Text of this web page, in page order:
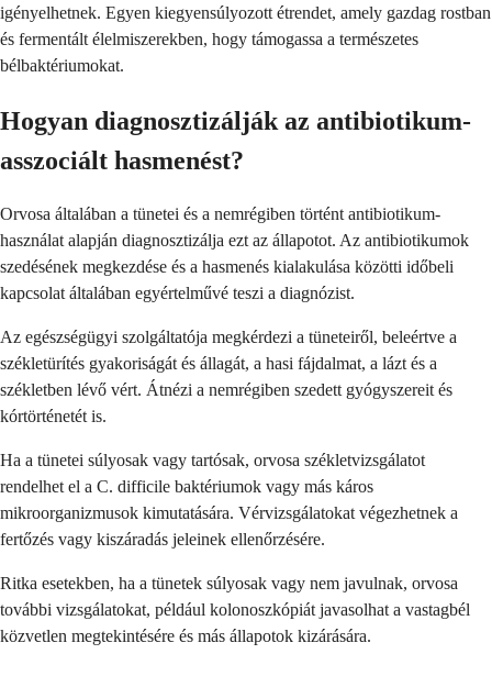
igényelhetnek. Egyen kiegyensúlyozott étrendet, amely gazdag rostban
és fermentált élelmiszerekben, hogy támogassa a természetes
bélbaktériumokat.
Hogyan diagnosztizálják az antibiotikum-
asszociált hasmenést?
Orvosa általában a tünetei és a nemrégiben történt antibiotikum-
használat alapján diagnosztizálja ezt az állapotot. Az antibiotikumok
szedésének megkezdése és a hasmenés kialakulása közötti időbeli
kapcsolat általában egyértelművé teszi a diagnózist.
Az egészségügyi szolgáltatója megkérdezi a tüneteiről, beleértve a
székletürítés gyakoriságát és állagát, a hasi fájdalmat, a lázt és a
székletben lévő vért. Átnézi a nemrégiben szedett gyógyszereit és
kórtörténetét is.
Ha a tünetei súlyosak vagy tartósak, orvosa székletvizsgálatot
rendelhet el a C. difficile baktériumok vagy más káros
mikroorganizmusok kimutatására. Vérvizsgálatokat végezhetnek a
fertőzés vagy kiszáradás jeleinek ellenőrzésére.
Ritka esetekben, ha a tünetek súlyosak vagy nem javulnak, orvosa
további vizsgálatokat, például kolonoszkópiát javasolhat a vastagbél
közvetlen megtekintésére és más állapotok kizárására.